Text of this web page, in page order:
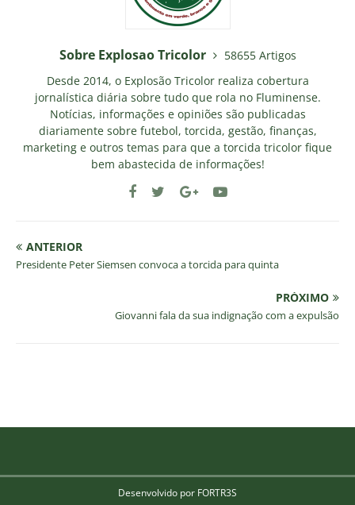
Sobre Explosao Tricolor
58655 Artigos
Desde 2014, o Explosão Tricolor realiza cobertura
jornalística diária sobre tudo que rola no Fluminense.
Notícias, informações e opiniões são publicadas
diariamente sobre futebol, torcida, gestão, finanças,
marketing e outros temas para que a torcida tricolor fique
bem abastecida de informações!
ANTERIOR
Presidente Peter Siemsen convoca a torcida para quinta
PRÓXIMO
Giovanni fala da sua indignação com a expulsão
Desenvolvido por FORTR3S